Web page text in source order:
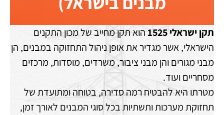
תקן ישראלי 1525
הוא תקן מחייב של מכון התקנים
הישראלי, אשר מגדיר את אופן ניהול התחזוקה במבנים, הן
מבני מגורים והן מבני ציבור, משרדים, מוסדות, מרכזים
מסחריים ועוד.
מטרתו היא להבטיח רמה סדירה, בטוחה ומתועדת של
תחזוקת מערכות ותשתיות בכל סוגי המבנים לאורך זמן,